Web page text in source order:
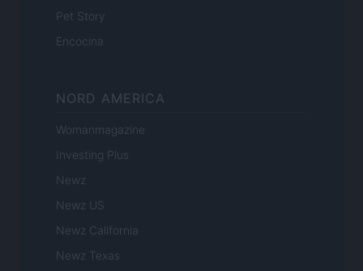
Pet Story
Encocina
NORD AMERICA
Womanmagazine
Investing Plus
Newz
Newz US
Newz California
Newz Texas